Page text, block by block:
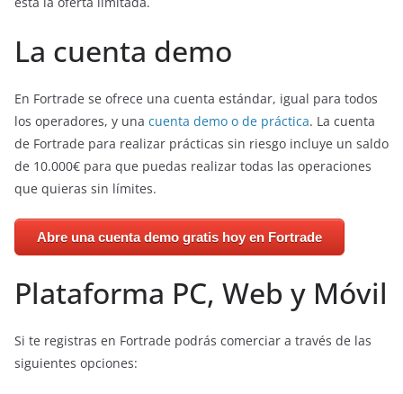
La cuenta demo
En Fortrade se ofrece una cuenta estándar, igual para todos
los operadores, y una cuenta demo o de práctica. La cuenta
de Fortrade para realizar prácticas sin riesgo incluye un saldo
de 10.000€ para que puedas realizar todas las operaciones
que quieras sin límites.
Abre una cuenta demo gratis hoy en Fortrade
Plataforma PC, Web y Móvil
Si te registras en Fortrade podrás comerciar a través de las
siguientes opciones: